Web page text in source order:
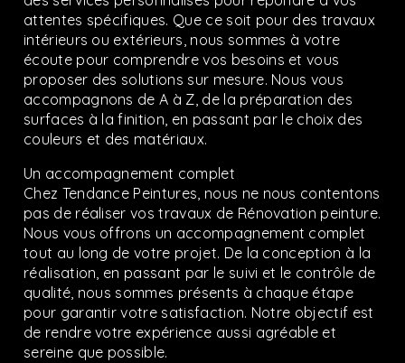
attentes spécifiques. Que ce soit pour des travaux
intérieurs ou extérieurs, nous sommes à votre
écoute pour comprendre vos besoins et vous
proposer des solutions sur mesure. Nous vous
accompagnons de A à Z, de la préparation des
surfaces à la finition, en passant par le choix des
couleurs et des matériaux.
Un accompagnement complet
Chez Tendance Peintures, nous ne nous contentons
pas de réaliser vos travaux de Rénovation peinture.
Nous vous offrons un accompagnement complet
tout au long de votre projet. De la conception à la
réalisation, en passant par le suivi et le contrôle de
qualité, nous sommes présents à chaque étape
pour garantir votre satisfaction. Notre objectif est
de rendre votre expérience aussi agréable et
sereine que possible.